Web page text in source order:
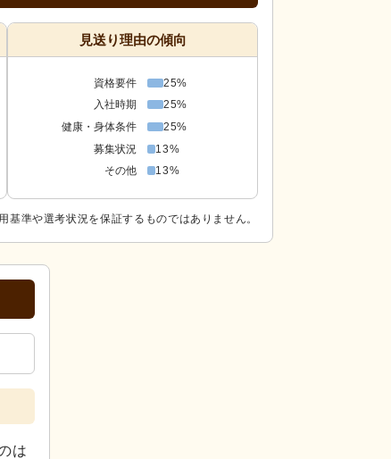
見送り理由の傾向
資格要件
25%
入社時期
25%
健康・身体条件
25%
募集状況
13%
その他
13%
基準や選考状況を保証するものではありません。
は